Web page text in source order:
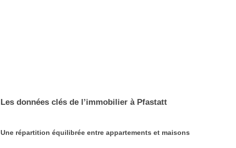
Les données clés de l’immobilier à Pfastatt
Une répartition équilibrée entre appartements et maisons